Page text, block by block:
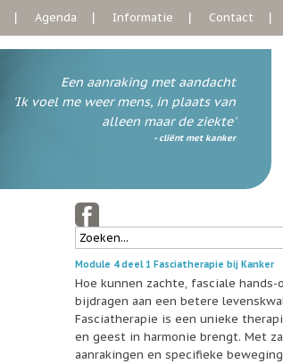
Agenda Informatie Contact
Een aanraking met aandacht
'Ik voel me weer mens, in plaats van
alleen maar de ziekte'
- cliënt met kanker
Module 4 deel 1 Fasciatherapie bij Kanker
Hoe kunnen zachte, fasciale
bijdragen aan een betere
Fasciatherapie is een unieke
en geest in harmonie brengt. Met
aanrakingen en specifieke